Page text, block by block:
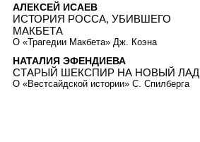
АЛЕКСЕЙ ИСАЕВ
ИСТОРИЯ РОССА, УБИВШЕГО
МАКБЕТА
О «Трагедии Макбета» Дж. Коэна
НАТАЛИЯ ЭФЕНДИЕВА
СТАРЫЙ ШЕКСПИР НА НОВЫЙ ЛАД
О «Вестсайдской истории» С. Спилберга